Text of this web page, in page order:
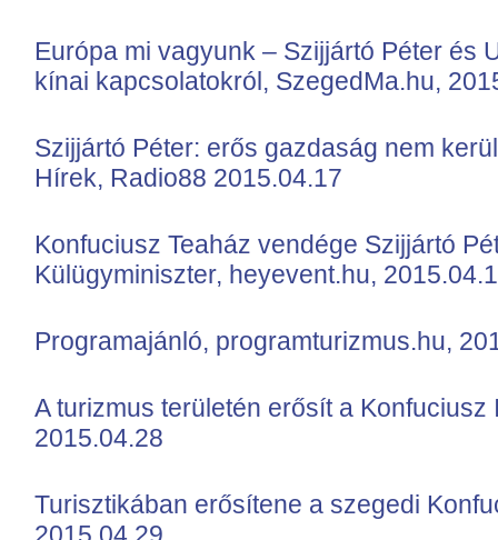
Európa mi vagyunk – Szijjártó Péter és
kínai kapcsolatokról, SzegedMa.hu,
Szijjártó Péter: erős gazdaság nem
Hírek, Radio88 2015.04.17
Konfuciusz Teaház vendége Szijjártó
Külügyminiszter, heyevent.hu,
Programajánló, programturizmus.hu,
A turizmus területén erősít a Konfuciusz
2015.04.28
Turisztikában erősítene a szegedi